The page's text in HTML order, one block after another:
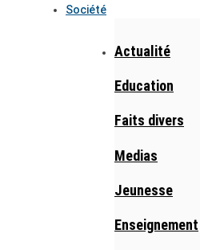
Société
Actualité
Education
Faits divers
Medias
Jeunesse
Enseignement